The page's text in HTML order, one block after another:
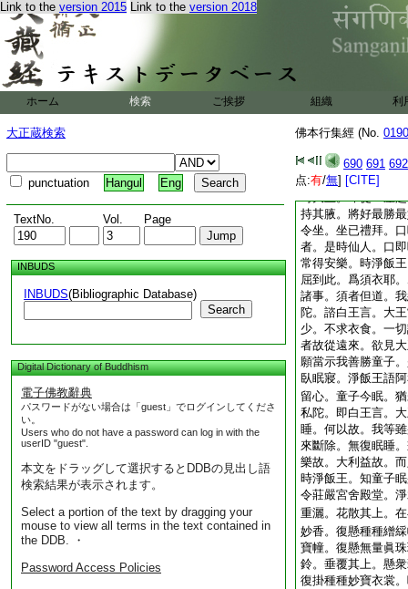
Link to the version 2015 Link to the version 2018
ホーム 検索 ご挨拶 組織 利
大正蔵検索
punctuation Hangul Eng
TextNo. Vol. Page
INBUDS
INBUDS(Bibliographic Database)
Search
Digital Dictionary of Buddhism
電子佛教辭典
パスワードがない場合は「guest」でログインしてくださ
い。
Users who do not have a password can log in with the
userID "guest".
本文をドラッグして選択するとDDBの見出し語
検索結果が表示されます。
Select a portion of the text by dragging your
mouse to view all terms in the text contained in
the DDB. ・
Password Access Policies
佛本行集經 (No.
690 691 692
点:有/無] [CITE]
如是言。我婆羅門
歩行。翻似年少。
來。其那羅陀。年
飯王。聞此語已。
3 座起。語彼通
來。勿使淹遲。時
已。即共侍者那羅
遙在殿見阿私陀仙
時大王。即從＊座
持其腋。將好最勝
令坐。坐已禮拜。
者。是時仙人。口
常得安樂。時淨飯
屈到此。爲須衣耶
諸事。須者但道。
陀。諮白王言。大
少。不求衣食。一
者故從遠來。欲見
願當示我善勝童子
臥眠寢。淨飯王語
留心。童子今眠。
私陀。即白王言。
睡。何以故。我等
來斷除。無復眠睡
樂故。大利益故。
時淨飯王。知童子
令莊嚴宮舍殿堂。
重灑。花散其上。
妙香。復懸種種繒
寶幢。復懸無量眞
鈴。垂覆其上。懸
復掛種種妙寶衣裳